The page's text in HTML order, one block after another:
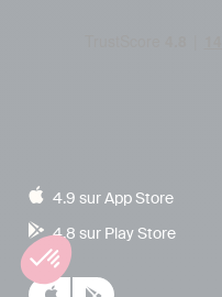
4.9 sur App Store
4.8 sur Play Store